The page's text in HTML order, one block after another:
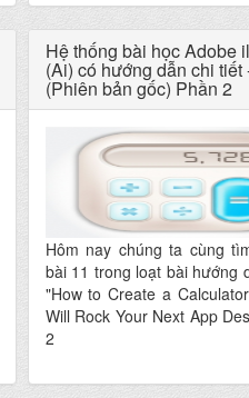
Hệ thống bài học Adobe
(Ai) có hướng dẫn chi tiết
(Phiên bản gốc) Phần 2
Hôm nay chúng ta cùng
bài 11 trong loạt bài hướng
"How to Create a
Will Rock Your Next App
2